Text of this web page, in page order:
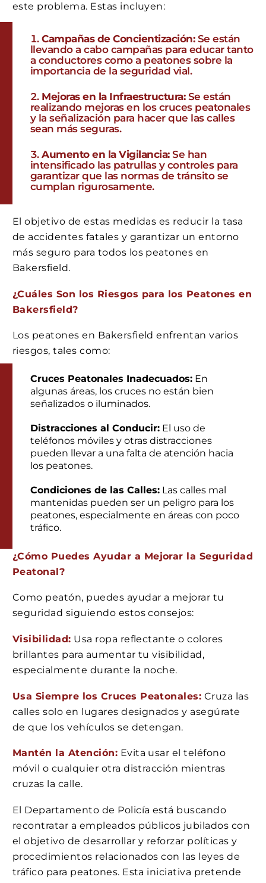
este problema. Estas incluyen:
Campañas de Concientización:Se están
llevando a cabo campañas para educar tanto
a conductores como a peatones sobre la
importancia de la seguridad vial.
Mejoras en la Infraestructura:Se están
realizando mejoras en los cruces peatonales
y la señalización para hacer que las calles
sean más seguras.
Aumento en la Vigilancia:Se han
intensificado las patrullas y controles para
garantizar que las normas de tránsito se
cumplan rigurosamente.
El objetivo de estas medidas es reducir la tasa
de accidentes fatales y garantizar un entorno
más seguro para todos los peatones en
Bakersfield.
¿Cuáles Son los Riesgos para los Peatones en
Bakersfield?
Los peatones en Bakersfield enfrentan varios
riesgos, tales como:
Cruces Peatonales Inadecuados: En
algunas áreas, los cruces no están bien
señalizados o iluminados.
Distracciones al Conducir: El uso de
teléfonos móviles y otras distracciones
pueden llevar a una falta de atención hacia
los peatones.
Condiciones de las Calles: Las calles mal
mantenidas pueden ser un peligro para los
peatones, especialmente en áreas con poco
tráfico.
¿Cómo Puedes Ayudar a Mejorar la Seguridad
Peatonal?
Como peatón, puedes ayudar a mejorar tu
seguridad siguiendo estos consejos:
Visibilidad: Usa ropa reflectante o colores
brillantes para aumentar tu visibilidad,
especialmente durante la noche.
Usa Siempre los Cruces Peatonales: Cruza las
calles solo en lugares designados y asegúrate
de que los vehículos se detengan.
Mantén la Atención: Evita usar el teléfono
móvil o cualquier otra distracción mientras
cruzas la calle.
El Departamento de Policía está buscando
recontratar a empleados públicos jubilados con
el objetivo de desarrollar y reforzar políticas y
procedimientos relacionados con las leyes de
tráfico para peatones. Esta iniciativa pretende